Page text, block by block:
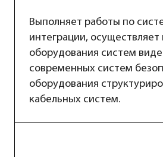
Выполняет работы по
интеграции, осуществляет
оборудования систем
современных систем
оборудования
кабельных систем.